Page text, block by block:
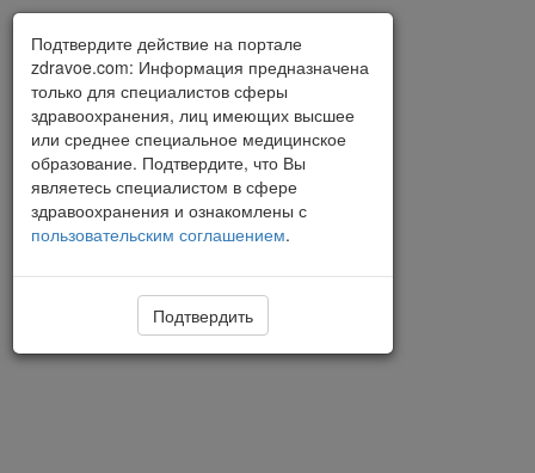
Подтвердите действие на портале
zdravoe.com: Информация предназначена
только для специалистов сферы
здравоохранения, лиц имеющих высшее
или среднее специальное медицинское
образование. Подтвердите, что Вы
являетесь специалистом в сфере
здравоохранения и ознакомлены с
пользовательским соглашением.
Подтвердить